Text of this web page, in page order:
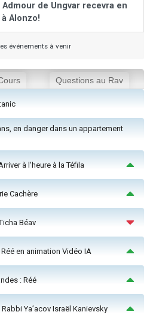
Admour de Ungvar recevra en
Alonzo!
événements à venir
Questions au Rav
en danger dans un appartement
à l'heure à la Téfila
Cachère
Béav
en animation Vidéo IA
: Réé
Ya’acov Israël Kanievsky